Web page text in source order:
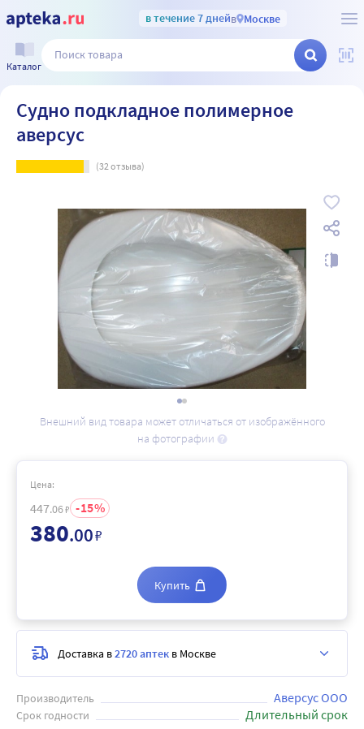
в течение 7 днейв Москве
Каталог
Судно подкладное полимерное
аверсус
(32отзыва)
Внешний вид товара может отличаться от изображённого
на фотографии
Производитель Аверсус ООО
Срок годности Длительный срок
Цена:
447.06₽ 15
380.00₽
Купить
Доставка в2720 аптек в Москве